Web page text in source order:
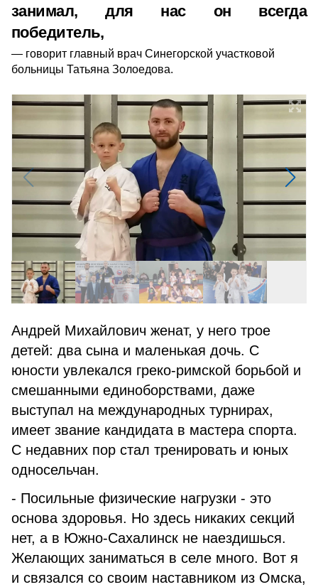
занимал, для нас он всегда
победитель,
говорит главный врач Синегорской участковой
больницы Татьяна Золоедова.
Aндрей Михайлович женат, у него трое
детей: два сына и маленькая дочь. С
юности увлекался греко-римской борьбой и
смешанными единоборствами, даже
выступал на международных турнирах,
имеет звание кандидата в мастера спорта.
С недавних пор стал тренировать и юных
односельчан.
- Посильные физические нагрузки - это
основа здоровья. Но здесь никаких секций
нет, а в Южно-Сахалинск не наездишься.
Желающих заниматься в селе много. Вот я
и связался со своим наставником из Омска,